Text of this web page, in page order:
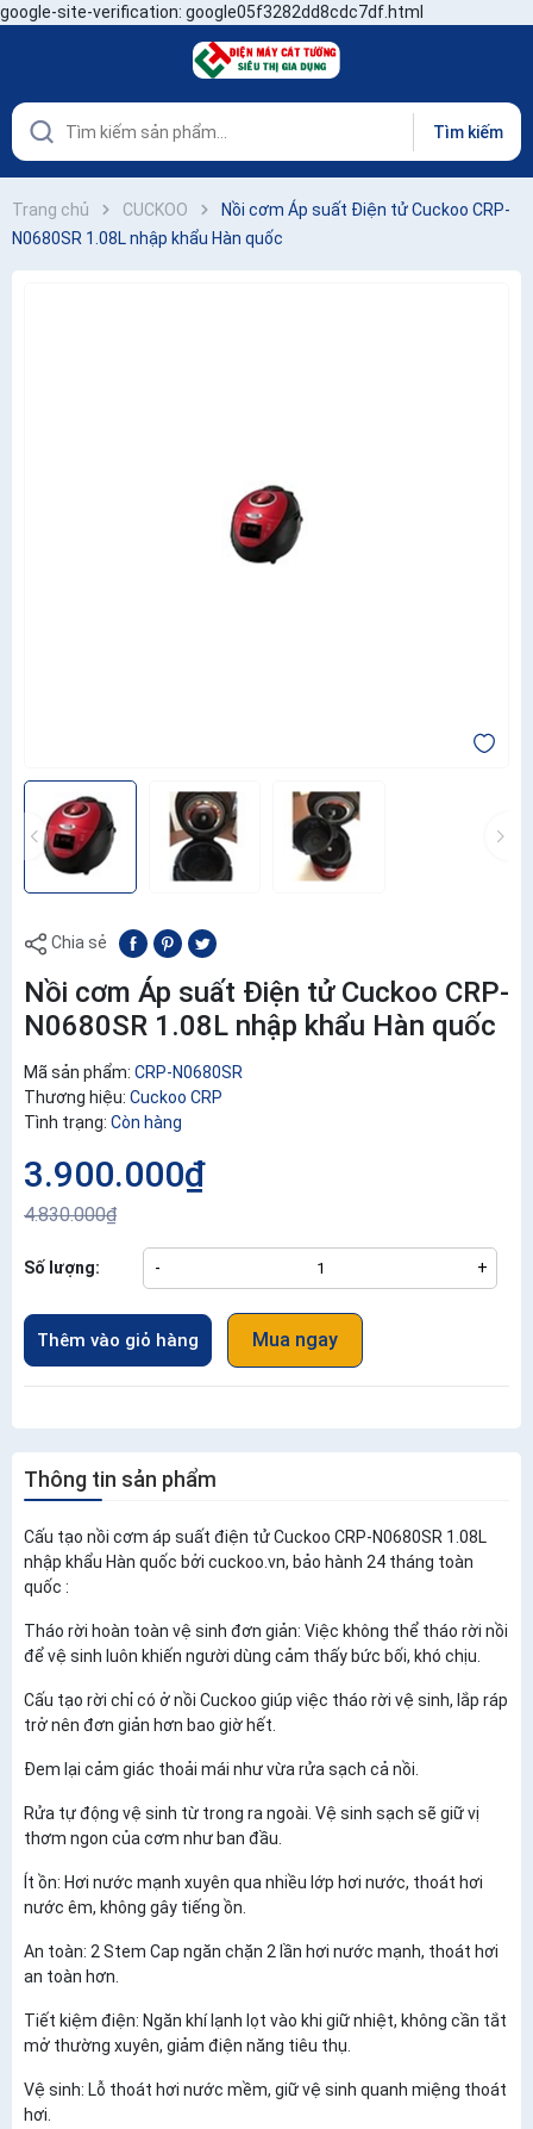
google-site-verification: google05f3282dd8cdc7df.html
Tìm kiếm
Trang chủ CUCKOO
Nồi cơm Áp suất Điện tử Cuckoo CRP-
N0680SR 1.08L nhập khẩu Hàn quốc
Chia sẻ
Nồi cơm Áp suất Điện tử Cuckoo CRP-
N0680SR 1.08L nhập khẩu Hàn quốc
Mã sản phẩm: CRP-N0680SR
Thương hiệu: Cuckoo CRP
Tình trạng: Còn hàng
3.900.000₫
4.830.000₫
Số lượng: - +
Thêm vào giỏ hàng Mua ngay
Thông tin sản phẩm
Cấu tạo nồi cơm áp suất điện tử Cuckoo CRP-N0680SR 1.08L
nhập khẩu Hàn quốc bởi cuckoo.vn, bảo hành 24 tháng toàn
quốc :
Tháo rời hoàn toàn vệ sinh đơn giản: Việc không thể tháo rời nồi
để vệ sinh luôn khiến người dùng cảm thấy bức bối, khó chịu.
Cấu tạo rời chỉ có ở nồi Cuckoo giúp việc tháo rời vệ sinh, lắp ráp
trở nên đơn giản hơn bao giờ hết.
Đem lại cảm giác thoải mái như vừa rửa sạch cả nồi.
Rửa tự động vệ sinh từ trong ra ngoài. Vệ sinh sạch sẽ giữ vị
thơm ngon của cơm như ban đầu.
Ít ồn: Hơi nước mạnh xuyên qua nhiều lớp hơi nước, thoát hơi
nước êm, không gây tiếng ồn.
An toàn: 2 Stem Cap ngăn chặn 2 lần hơi nước mạnh, thoát hơi
an toàn hơn.
Tiết kiệm điện: Ngăn khí lạnh lọt vào khi giữ nhiệt, không cần tắt
mở thường xuyên, giảm điện năng tiêu thụ.
Vệ sinh: Lỗ thoát hơi nước mềm, giữ vệ sinh quanh miệng thoát
hơi.